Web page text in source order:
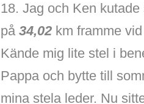
18. Jag och Ken
på 34,02 km framme
Kände mig lite stel i
Pappa och bytte till
mina stela leder. Nu